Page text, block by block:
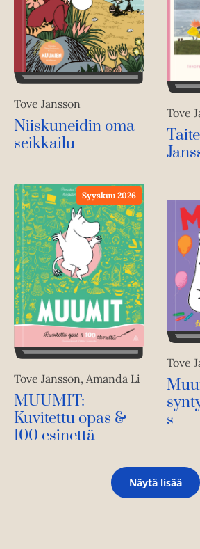
Tove Jansson
Niiskuneidin oma
seikkailu
Tove
Syyskuu 2026
Tove Jansson, Amanda Li
MUUMIT:
Kuvitettu opas &
100 esinettä
Tove
s
Näytä lisää